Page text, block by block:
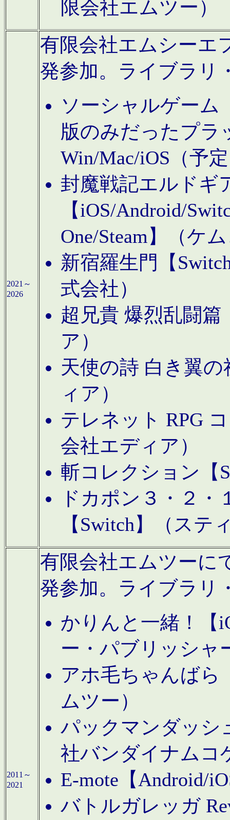
限会社エムツー）
2021～
2026
有限会社エムシーエ
発参加。ライブラリ
ソーシャルゲーム
版のみだったプラ
Win/Mac/iOS（予
封魔戦記エルドギ
【iOS/Android/
One/Steam】（ケ
新宿羅生門【
式会社）
超兄貴 爆烈乱闘篇
ア）
天使の詩 白き翼
ィア）
テレネット RPG
会社エディア）
斬コレクション【
ドカポン３・２
【Switch】（ステ
2011～
2021
有限会社エムツーに
発参加。ライブラリ
かりんと一緒！【
ー・パブリッシャ
アホ毛ちゃんばら
ムツー）
パックマンダッシ
社バンダイナムコ
E-mote【Android/
バトルガレッガ